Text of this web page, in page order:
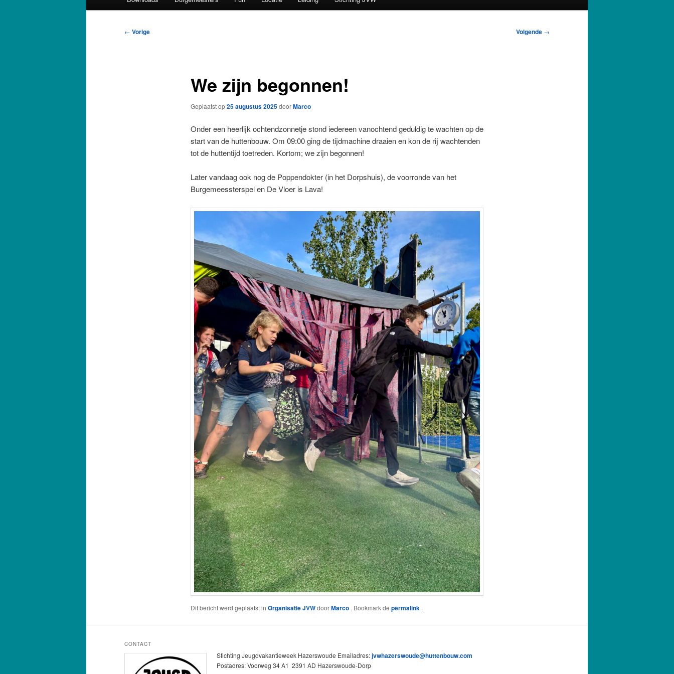
Bericht
← Vorige Volgende →
We zijn begonnen!
Geplaatst op25 augustus 2025doorMarco
Onder een heerlijk ochtendzonnetje stond iedereen vanochtend geduldig te wachten op de
start van de huttenbouw. Om 09:00 ging de tijdmachine draaien en kon de rij wachtenden
tot de huttentijd toetreden. Kortom; we zijn begonnen!
Later vandaag ook nog de Poppendokter (in het Dorpshuis), de voorronde van het
Burgemeessterspel en De Vloer is Lava!
Dit bericht werd geplaatst in Organisatie JVWdoorMarco . Bookmark de permalink .
CONTACT
Stichting Jeugdvakantieweek Hazerswoude Emailadres:jvwhazerswoude@huttenbouw.com
Postadres: Voorweg 34 A1 2391 AD Hazerswoude-Dorp